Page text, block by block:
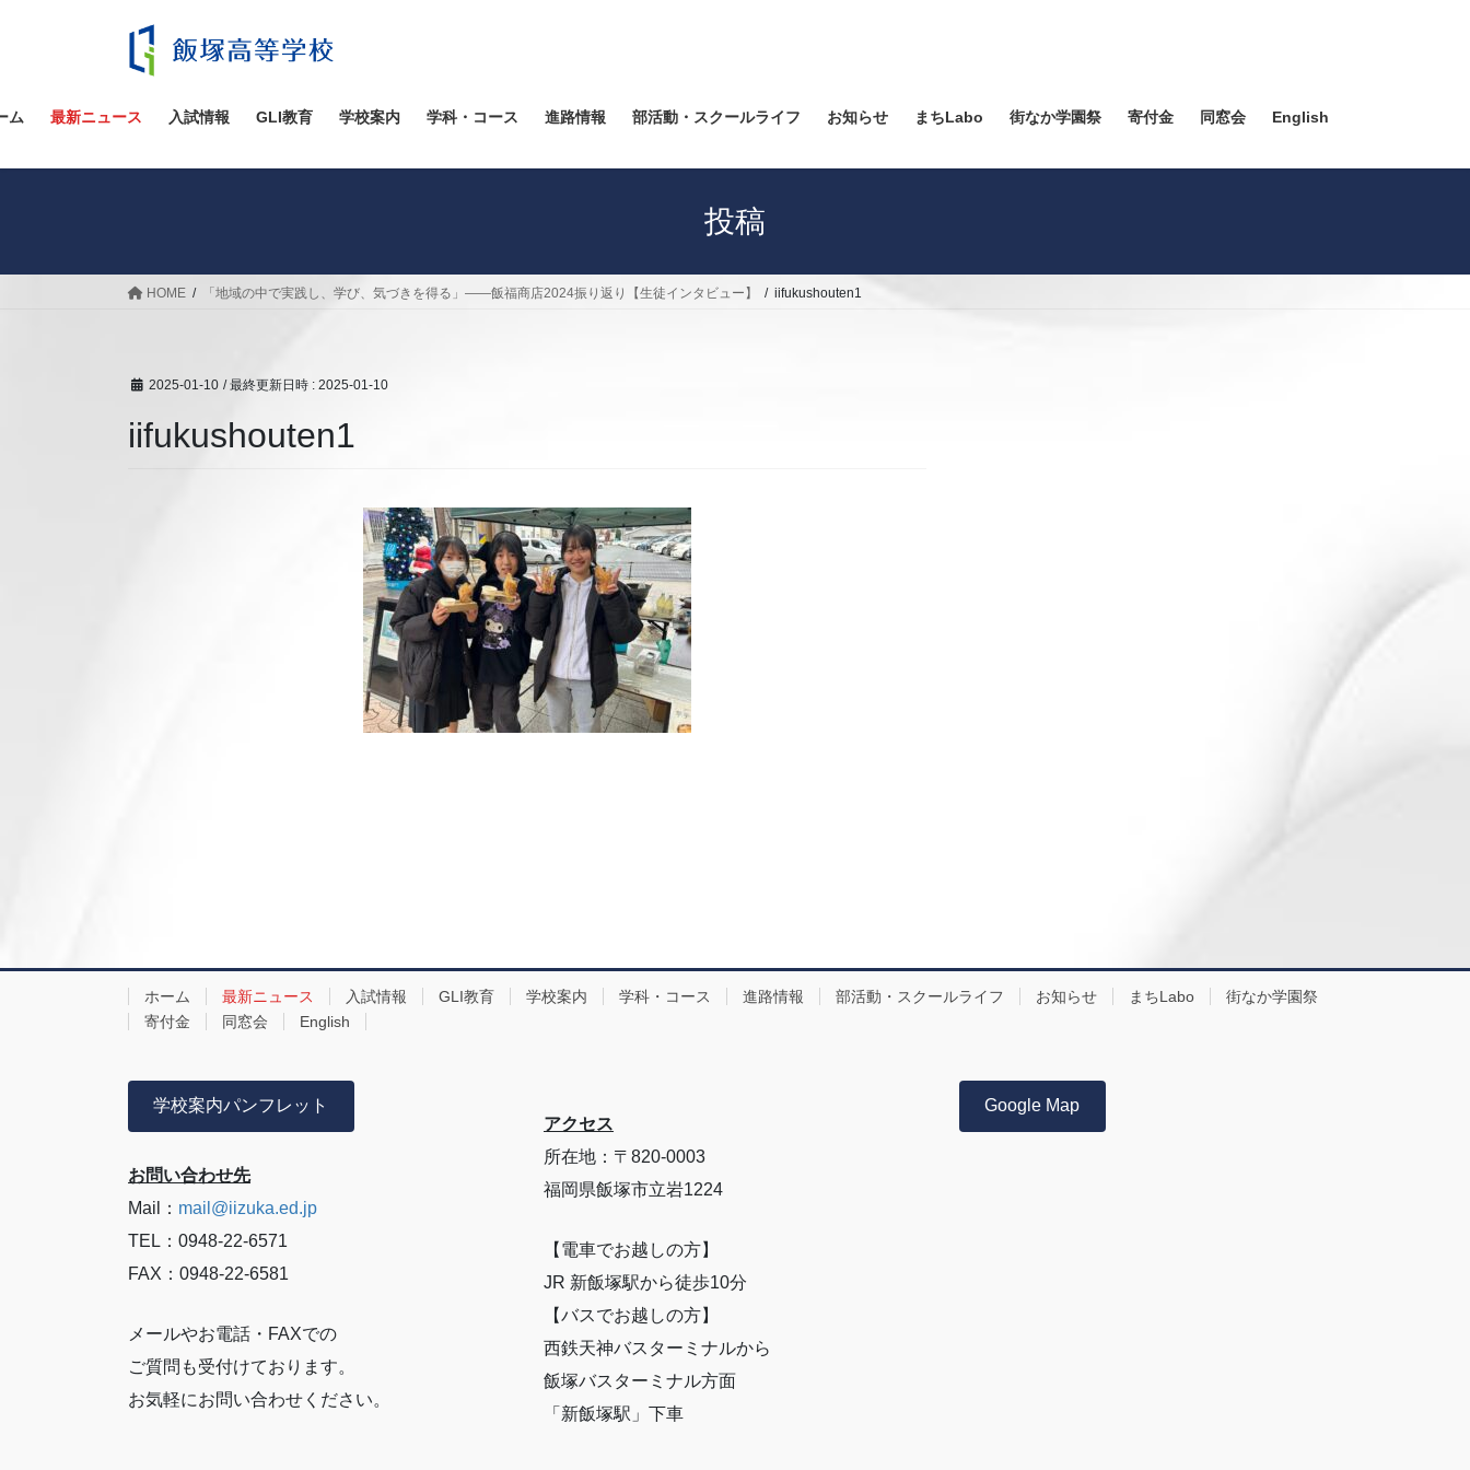
ツ
ス
シ
ン
ム 最新ニュース 入試情報 GLI教育 学校案内 学科・コース 進路情報 部活動・スクールライフ お知らせ まちLabo 街なか学園祭 寄付金 同窓会 English
投稿
HOME 「地域の中で実践し、学び、気づきを得る」——飯福商店2024振り返り【生徒インタビュー】 iifukushouten1
2025-01-10 / 最終更新日時 : 2025-01-10
iifukushouten1
ホーム 最新ニュース 入試情報 GLI教育 学校案内 学科・コース 進路情報 部活動・スクールライフ お知らせ まちLabo
街なか学園祭
寄付金
同窓会 English
学校案内パンフレット
お問い合わせ先
Mail： mail@iizuka.ed.jp
TEL：0948-22-6571
FAX：0948-22-6581
メールやお電話・FAXでの
ご質問も受付けております。
お気軽にお問い合わせください。
アクセス
所在地：〒820-0003
福岡県飯塚市立岩1224
【電車でお越しの方】
JR 新飯塚駅から徒歩10分
【バスでお越しの方】
西鉄天神バスターミナルから
飯塚バスターミナル方面
「新飯塚駅」下車
Google Map